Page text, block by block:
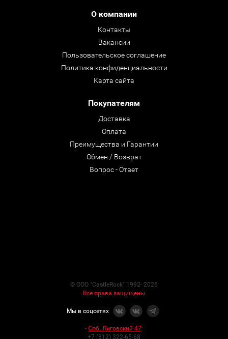
О компании
Контакты
Вакансии
Пользовательское соглашение
Политика конфиденциальности
Карта сайта
Покупателям
Доставка
Оплата
Преимущества и Гарантии
Обмен / Возврат
Вопрос - Ответ
© ООО "CastleRock" 1992- 2026
Все права защищены
Мы в соцсетях
- Спб. Лиговский 47:
+7 (812) 322-65-68